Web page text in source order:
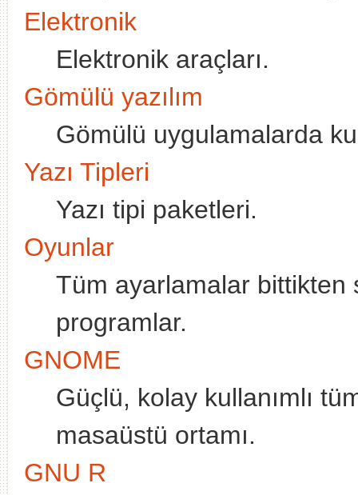
Elektronik
Elektronik araçları.
Gömülü yazılım
Gömülü uygulamalarda
Yazı Tipleri
Yazı tipi paketleri.
Oyunlar
Tüm ayarlamalar bittikten
programlar.
GNOME
Güçlü, kolay kullanımlı
masaüstü ortamı.
GNU R